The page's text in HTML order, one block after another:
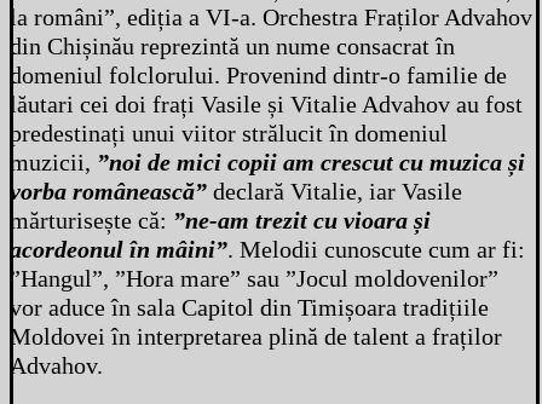
la români”, ediția a VI-a. Orchestra Fraților Advahov
din Chișinău reprezintă un nume consacrat în
domeniul folclorului. Provenind dintr-o familie de
lăutari cei doi frați Vasile și Vitalie Advahov au fost
predestinați unui viitor strălucit în domeniul
muzicii, ”noi de mici copii am crescut cu muzica și
vorba românească” declară Vitalie, iar Vasile
mărturisește că: ”ne-am trezit cu vioara și
acordeonul în mâini”. Melodii cunoscute cum ar fi:
”Hangul”, ”Hora mare” sau ”Jocul moldovenilor”
vor aduce în sala Capitol din Timișoara tradițiile
Moldovei în interpretarea plină de talent a fraților
Advahov.